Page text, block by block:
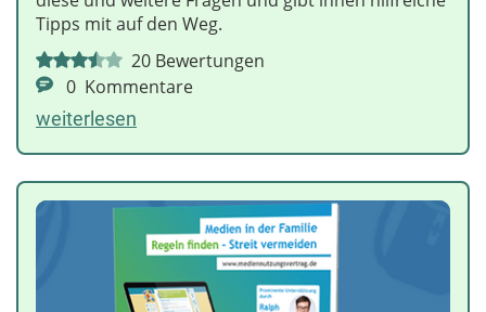
Tipps mit auf den Weg.
20 Bewertungen
0 Kommentare
weiterlesen